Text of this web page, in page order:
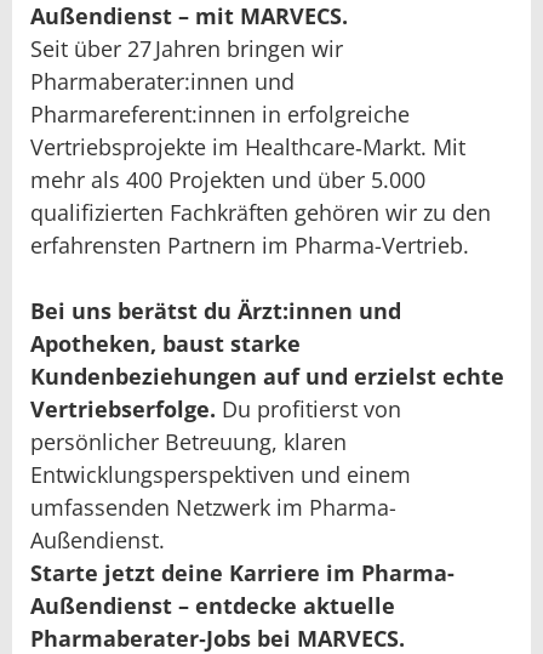
Außendienst – mit MARVECS.
Seit über 27 Jahren bringen wir
Pharmaberater:innen und
Pharmareferent:innen in erfolgreiche
Vertriebsprojekte im Healthcare‑Markt. Mit
mehr als 400 Projekten und über 5.000
qualifizierten Fachkräften gehören wir zu den
erfahrensten Partnern im Pharma-Vertrieb.
Bei uns berätst du Ärzt:innen und
Apotheken, baust starke
Kundenbeziehungen auf und erzielst echte
Vertriebserfolge. Du profitierst von
persönlicher Betreuung, klaren
Entwicklungsperspektiven und einem
umfassenden Netzwerk im Pharma-
Außendienst.
Starte jetzt deine Karriere im Pharma-
Außendienst – entdecke aktuelle
Pharmaberater‑Jobs bei MARVECS.